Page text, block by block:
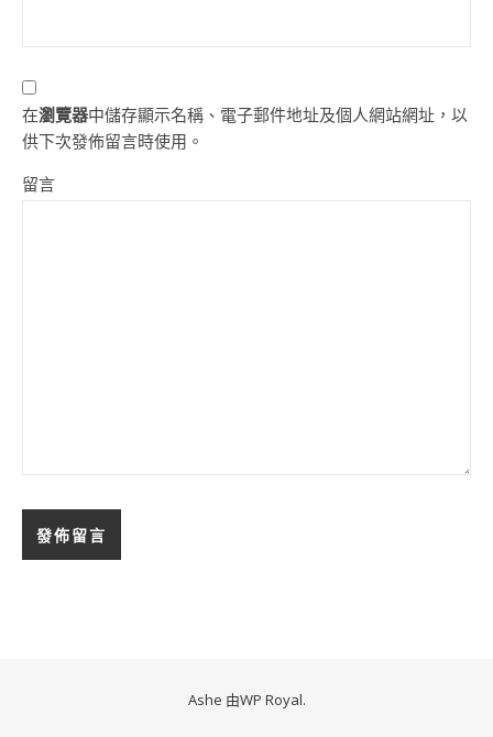
在瀏覽器中儲存顯示名稱、電子郵件地址及個人網站網址，以
供下次發佈留言時使用。
留言
Ashe 由WP Royal.